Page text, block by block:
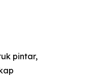
pintar,